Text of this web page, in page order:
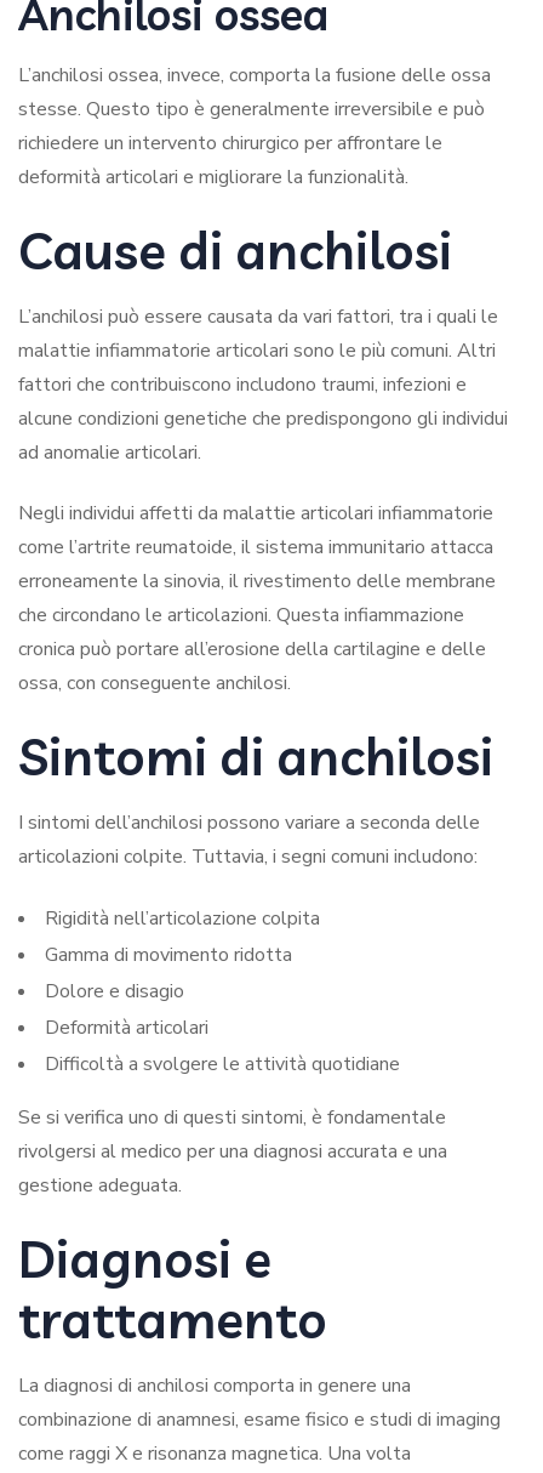
Anchilosi ossea
L’anchilosi ossea, invece, comporta la fusione delle ossa
stesse. Questo tipo è generalmente irreversibile e può
richiedere un intervento chirurgico per affrontare le
deformità articolari e migliorare la funzionalità.
Cause di anchilosi
L’anchilosi può essere causata da vari fattori, tra i quali le
malattie infiammatorie articolari sono le più comuni. Altri
fattori che contribuiscono includono traumi, infezioni e
alcune condizioni genetiche che predispongono gli individui
ad anomalie articolari.
Negli individui affetti da malattie articolari infiammatorie
come l’artrite reumatoide, il sistema immunitario attacca
erroneamente la sinovia, il rivestimento delle membrane
che circondano le articolazioni. Questa infiammazione
cronica può portare all’erosione della cartilagine e delle
ossa, con conseguente anchilosi.
Sintomi di anchilosi
I sintomi dell’anchilosi possono variare a seconda delle
articolazioni colpite. Tuttavia, i segni comuni includono:
Rigidità nell’articolazione colpita
Gamma di movimento ridotta
Dolore e disagio
Deformità articolari
Difficoltà a svolgere le attività quotidiane
Se si verifica uno di questi sintomi, è fondamentale
rivolgersi al medico per una diagnosi accurata e una
gestione adeguata.
Diagnosi e
trattamento
La diagnosi di anchilosi comporta in genere una
combinazione di anamnesi, esame fisico e studi di imaging
come raggi X e risonanza magnetica. Una volta